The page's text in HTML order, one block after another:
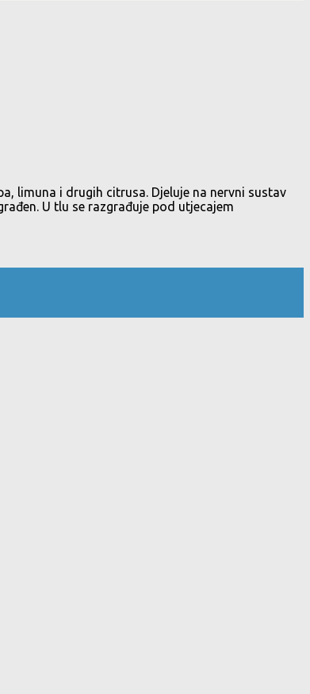
limuna i drugih citrusa. Djeluje na nervni sustav
U tlu se razgrađuje pod utjecajem